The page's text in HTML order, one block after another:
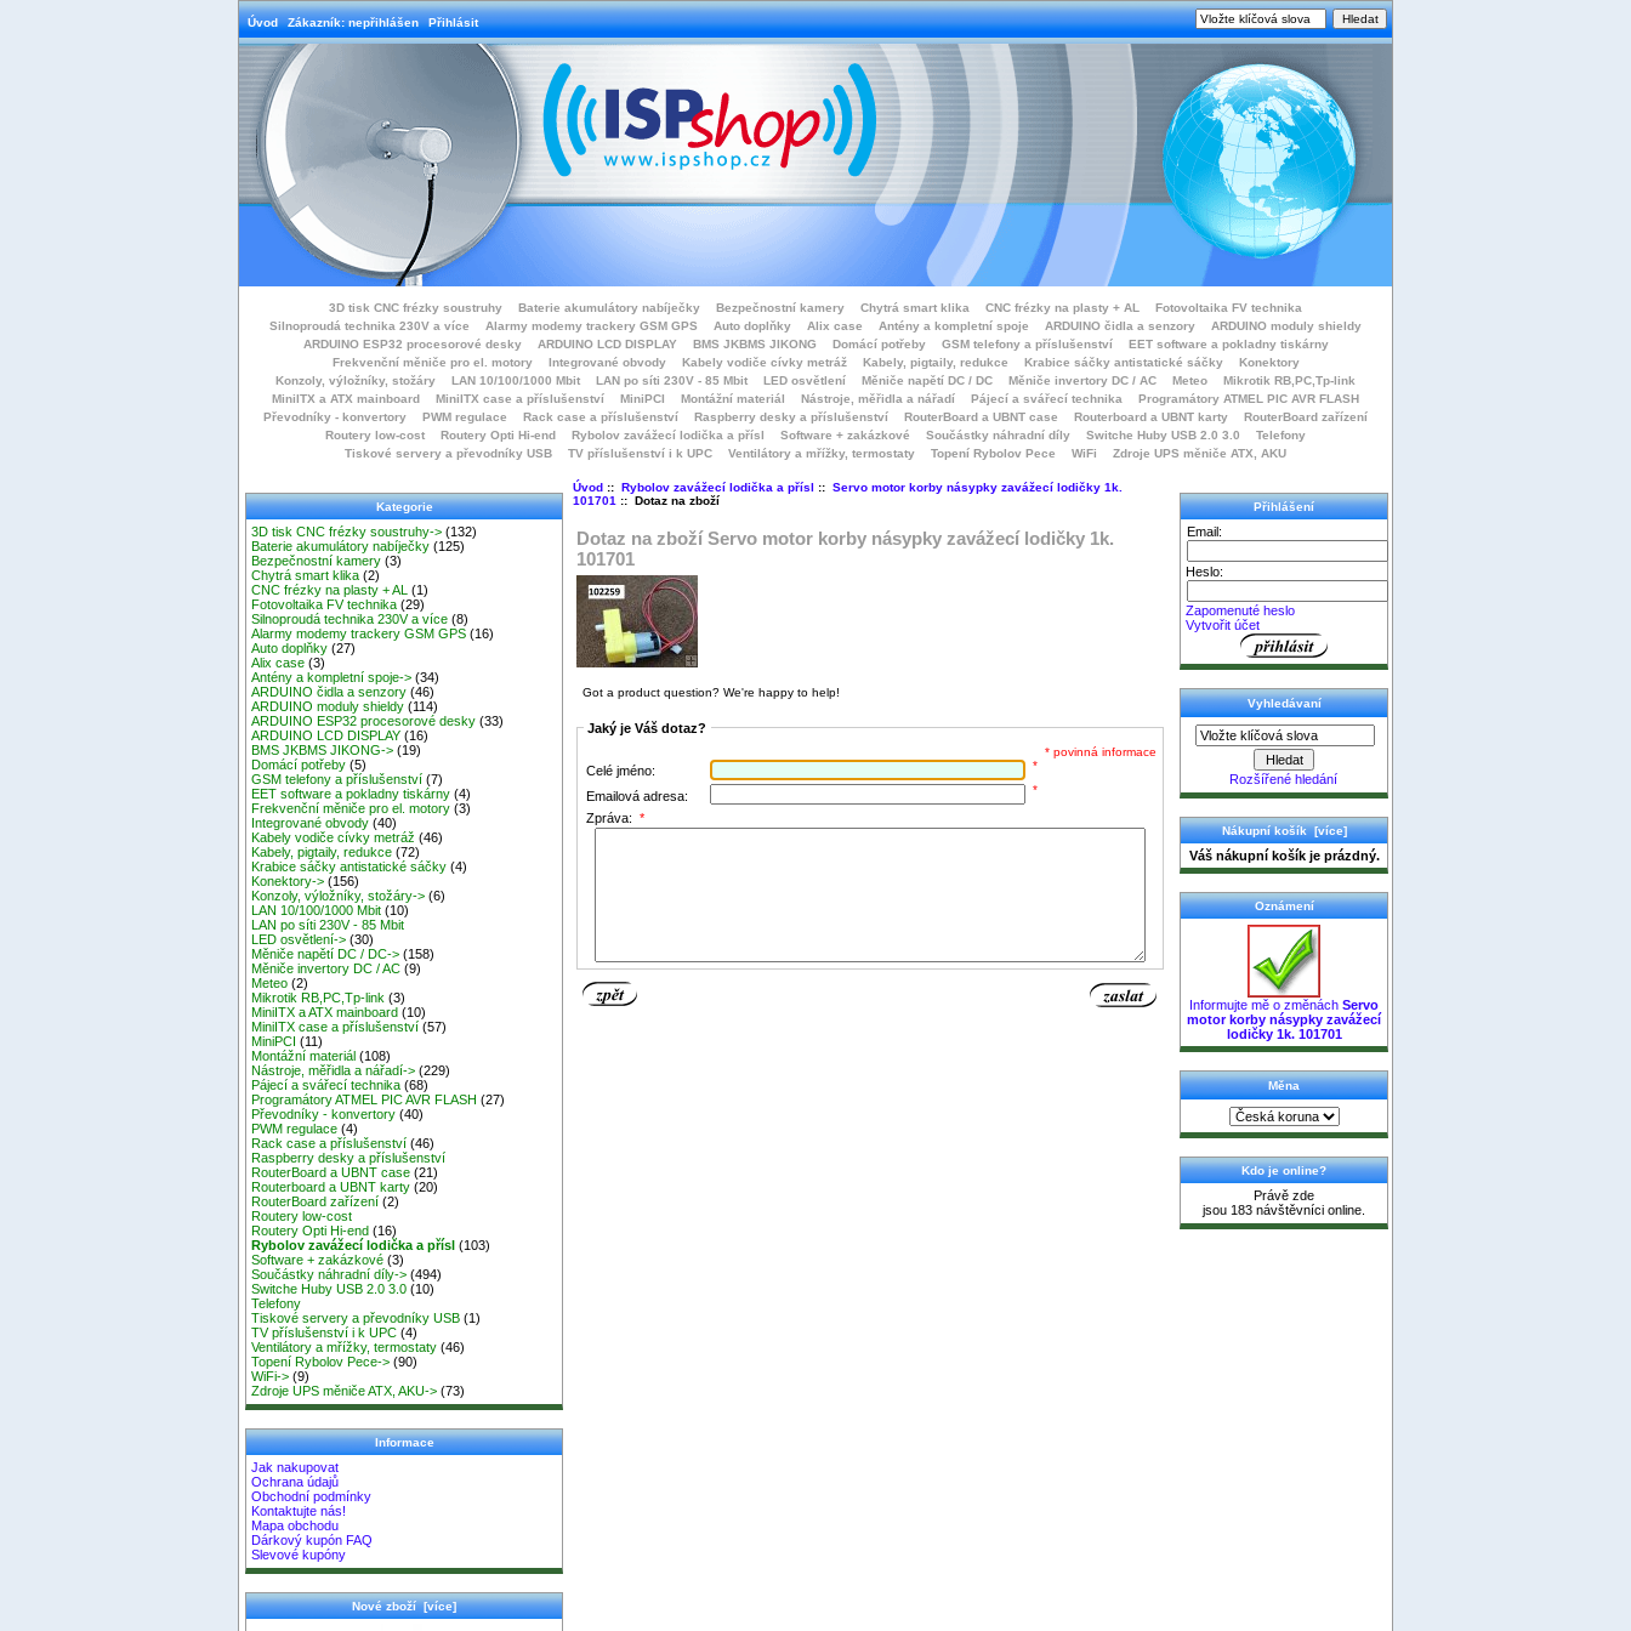
Úvod Zákazník: nepřihlášen Přihlásit
3D tisk CNC frézky soustruhy Baterie akumulátory nabíječky Bezpečnostní kamery Chytrá smart klika CNC frézky na plasty + AL
Fotovoltaika FV technika
Silnoproudá technika 230V a více
Alarmy modemy trackery GSM GPS Auto doplňky Alix case Antény a kompletní spoje ARDUINO čidla a senzory
ARDUINO moduly shieldy
ARDUINO ESP32 procesorové desky
ARDUINO LCD DISPLAY BMS JKBMS JIKONG Domácí potřeby GSM telefony a příslušenství
EET software a pokladny tiskárny
Frekvenční měniče pro el. motory
Integrované obvody Kabely vodiče cívky metráž Kabely, pigtaily, redukce Krabice sáčky antistatické sáčky
Konektory
Konzoly, výložníky, stožáry
LAN 10/100/1000 Mbit LAN po síti 230V - 85 Mbit LED osvětlení Měniče napětí DC / DC Měniče invertory DC / AC Meteo
Mikrotik RB,PC,Tp-link
MiniITX a ATX mainboard
MiniITX case a příslušenství MiniPCI Montážní materiál Nástroje, měřidla a nářadí Pájecí a svářecí technika
Programátory ATMEL PIC AVR FLASH
Převodníky - konvertory
PWM regulace Rack case a příslušenství Raspberry desky a příslušenství RouterBoard a UBNT case Routerboard a UBNT karty
RouterBoard zařízení
Routery low-cost
Routery Opti Hi-end Rybolov zavážecí lodička a přísl Software + zakázkové Součástky náhradní díly Switche Huby USB 2.0 3.0
Telefony
Tiskové servery a převodníky USB
TV příslušenství i k UPC Ventilátory a mřížky, termostaty Topení Rybolov Pece WiFi Zdroje UPS měniče ATX, AKU
Kategorie
3D tisk CNC frézky soustruhy-> (132)
Baterie akumulátory nabíječky (125)
Bezpečnostní kamery (3)
Chytrá smart klika (2)
CNC frézky na plasty + AL
(1)
Fotovoltaika FV technika (29)
Silnoproudá technika 230V a více (8)
Alarmy modemy trackery GSM GPS (16)
Auto doplňky (27)
Alix case (3)
Antény a kompletní spoje-> (34)
ARDUINO čidla a senzory (46)
ARDUINO moduly shieldy (114)
ARDUINO ESP32 procesorové desky (33)
ARDUINO LCD DISPLAY (16)
BMS JKBMS JIKONG-> (19)
Domácí potřeby (5)
GSM telefony a příslušenství (7)
EET software a pokladny tiskárny (4)
Frekvenční měniče pro el. motory (3)
Integrované obvody (40)
Kabely vodiče cívky metráž (46)
Kabely, pigtaily, redukce (72)
Krabice sáčky antistatické sáčky (4)
Konektory-> (156)
Konzoly, výložníky, stožáry-> (6)
LAN 10/100/1000 Mbit (10)
LAN po síti 230V - 85 Mbit
LED osvětlení-> (30)
Měniče napětí DC / DC-> (158)
Měniče invertory DC / AC (9)
Meteo (2)
Mikrotik RB,PC,Tp-link (3)
MiniITX a ATX mainboard (10)
MiniITX case a příslušenství (57)
MiniPCI (11)
Montážní materiál (108)
Nástroje, měřidla a nářadí-> (229)
Pájecí a svářecí technika (68)
Programátory ATMEL PIC AVR FLASH (27)
Převodníky - konvertory (40)
PWM regulace (4)
Rack case a příslušenství (46)
Raspberry desky a příslušenství
RouterBoard a UBNT case (21)
Routerboard a UBNT karty (20)
RouterBoard zařízení (2)
Routery low-cost
Routery Opti Hi-end (16)
Rybolov zavážecí lodička a přísl (103)
Software + zakázkové (3)
Součástky náhradní díly-> (494)
Switche Huby USB 2.0 3.0 (10)
Telefony
Tiskové servery a převodníky USB (1)
TV příslušenství i k UPC (4)
Ventilátory a mřížky, termostaty (46)
Topení Rybolov Pece-> (90)
WiFi-> (9)
Zdroje UPS měniče ATX, AKU-> (73)
Informace
Jak nakupovat
Ochrana údajů
Obchodní podmínky
Kontaktujte nás!
Mapa obchodu
Dárkový kupón FAQ
Slevové kupóny
Nové zboží [více]
Úvod:: Rybolov zavážecí lodička a přísl :: Servo motor korby násypky zavážecí lodičky 1k.
101701 :: Dotaz na zboží
Dotaz na zboží Servo motor korby násypky zavážecí lodičky 1k.
101701
Got a product question? We're happy to help!
Jaký je Váš dotaz?
* povinná informace
Celé jméno: *
Emailová adresa: *
Zpráva: *
Přihlášení
Email:
Heslo:
Zapomenuté heslo
Vytvořit účet
Vyhledávaní
Rozšířené hledání
Nákupní košík [více]
Váš nákupní košík je prázdný.
Oznámení
Informujte mě o změnách Servo
motor korby násypky zavážecí
lodičky 1k. 101701
Měna
Kdo je online?
Právě zde
jsou 183 návštěvníci online.